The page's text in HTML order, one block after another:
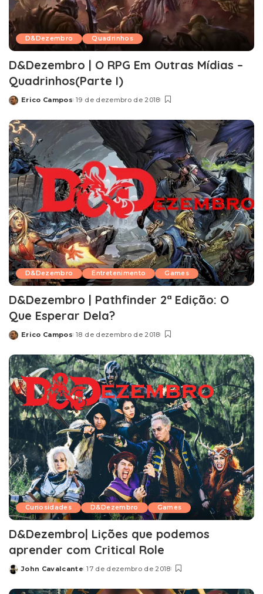
D&Dezembro Quadrinhos
D&Dezembro | O RPG Em Outras Mídias –
Quadrinhos(Parte I)
Posted
Erico Campos 19 de dezembro de 2018
D&Dezembro Entretenimento Games
D&Dezembro | Pathfinder 2ª Edição: O
Que Esperar Dela?
Posted
Erico Campos 18 de dezembro de 2018
Curiosidades D&Dezembro Games
D&Dezembro| Lições que podemos
aprender com Critical Role
Posted
John Cavalcante 17 de dezembro de 2018